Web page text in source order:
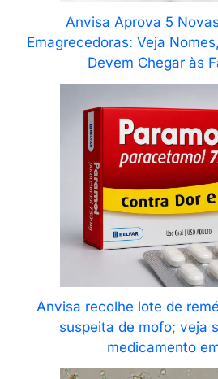
Anvisa Aprova 5
Emagrecedoras: Veja
Devem Chegar às
Anvisa recolhe lote de
suspeita de mofo; veja
medicamento